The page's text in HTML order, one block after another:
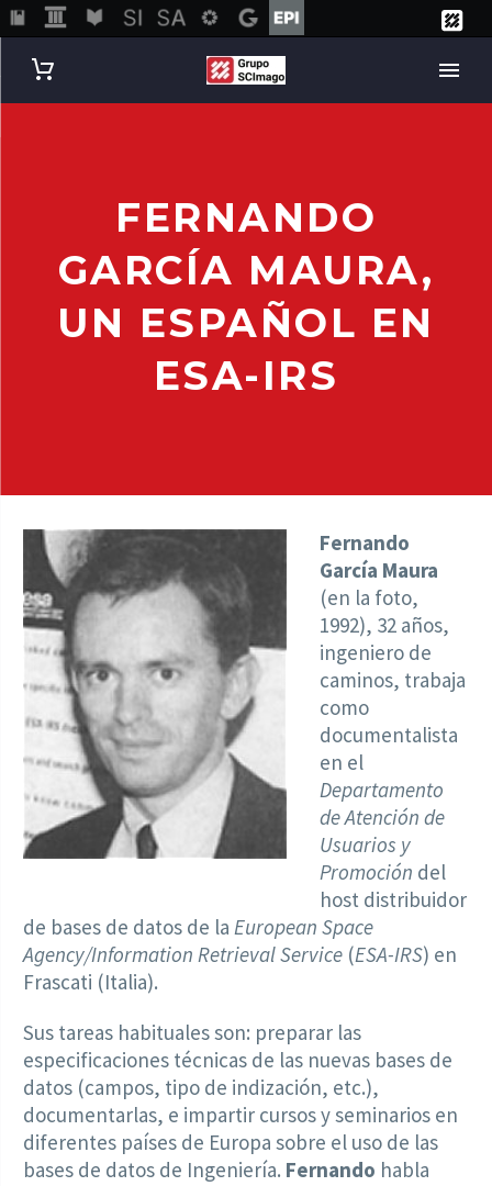
FERNANDO
GARCÍA MAURA,
UN ESPAÑOL EN
ESA-IRS
Fernando
García Maura
(en la foto,
1992), 32 años,
ingeniero de
caminos, trabaja
como
documentalista
en el
Departamento
de Atención de
Usuarios y
Promoción del
host distribuidor
de bases de datos de la European Space
Agency/Information Retrieval Service (ESA-IRS) en
Frascati (Italia).
Sus tareas habituales son: preparar las
especificaciones técnicas de las nuevas bases de
datos (campos, tipo de indización, etc.),
documentarlas, e impartir cursos y seminarios en
diferentes países de Europa sobre el uso de las
bases de datos de Ingeniería. Fernando habla